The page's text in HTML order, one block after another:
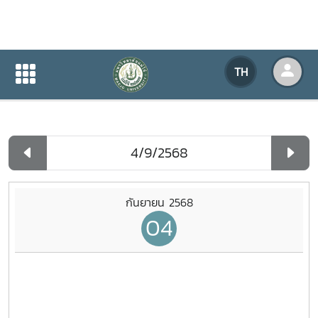
TH
ปฏิทินกิจกรรมของหน่วยงาน
ปฏิทินกิจกรรมของหน่วยงาน
กันยายน 2568
04